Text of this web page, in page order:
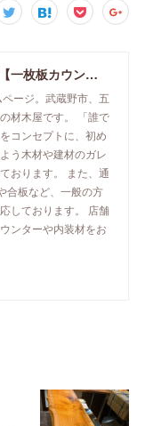
東京・吉祥寺の勝又木材【一枚板カウンター】
ージ。武蔵野市、五
材木屋です。 「誰で
コンセプトに、初め
う木材や建材のガレ
おります。 また、通
合板など、一般の方
しております。 店舗
ンターや内装材をお